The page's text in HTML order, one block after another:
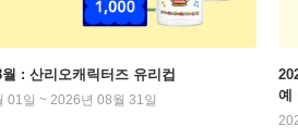
: 산리오캐릭터즈 유리컵
01일 ~ 2026년 08월 31일
예